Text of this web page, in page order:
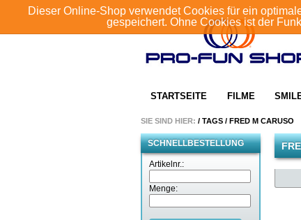
Dieser Online-Shop verwendet Cookies für ein
gespeichert. Ohne Cookies ist der
STARTSEITE FILME
SIE SIND HIER: / TAGS / FRED M CARUSO
SCHNELLBESTELLUNG
Artikelnr.:
Menge: